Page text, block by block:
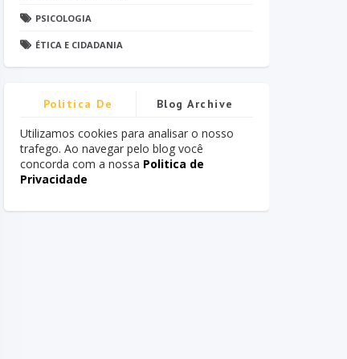
PSICOLOGIA
ÉTICA E CIDADANIA
Politica De
Privacidade
Blog Archive
Utilizamos cookies para analisar o nosso
trafego. Ao navegar pelo blog você
concorda com a nossa Politica de
Privacidade